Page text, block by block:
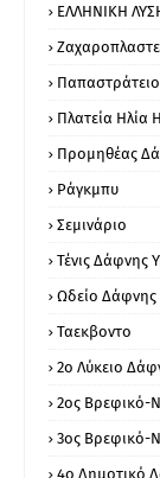
ΕΛΛΗΝΙΚΗ
Παπαστράτειο
Πλατεία Ηλία
Προμηθέας
Ράγκμπυ
Σεμινάριο
Τένις Δάφνης
Ωδείο Δάφνης
Ταεκβοντο
2ο Λύκειο
2ος Βρεφικό-
3ος Βρεφικό-
4ο Δημοτικό